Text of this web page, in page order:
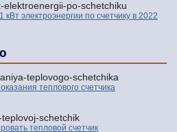
кВт электроэнергии по счетчику в 2022
теплового счетчика
тепловой счетчик